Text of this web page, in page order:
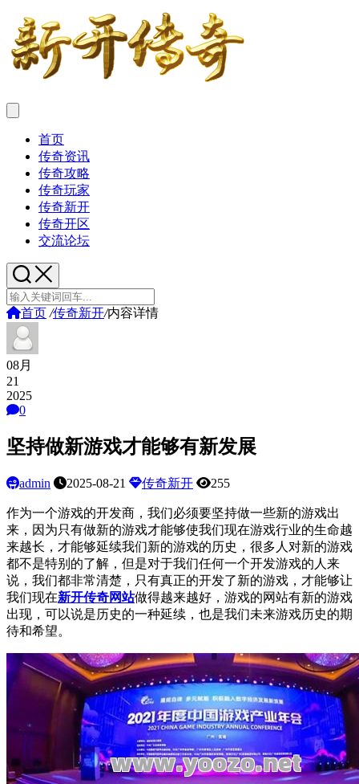
首页
传奇资讯
传奇攻略
传奇玩家
传奇新开
传奇开区
交流论坛
首页 /传奇新开/内容详情
08月
21
2025
0
坚持做新游戏才能够有新发展
admin 2025-08-21 传奇新开 255
作为一个游戏的开发商，我们必须要坚持做一些新的游戏出
来，因为只有做新的游戏才能够使我们现在游戏行业的生命越
来越长，才能够延续我们新的游戏的历史，很多人对新的游戏
都不是特别的了解，但是对于我们任何一个开发游戏的人来
说，我们都非常清楚，只有真正的开发了新的游戏，才能够让
我们现在新开传奇网站做得越来越好，游戏的网站有新的游戏
出现，可以说是历史的一种延续，也是我们未来游戏历史的期
待和希望。